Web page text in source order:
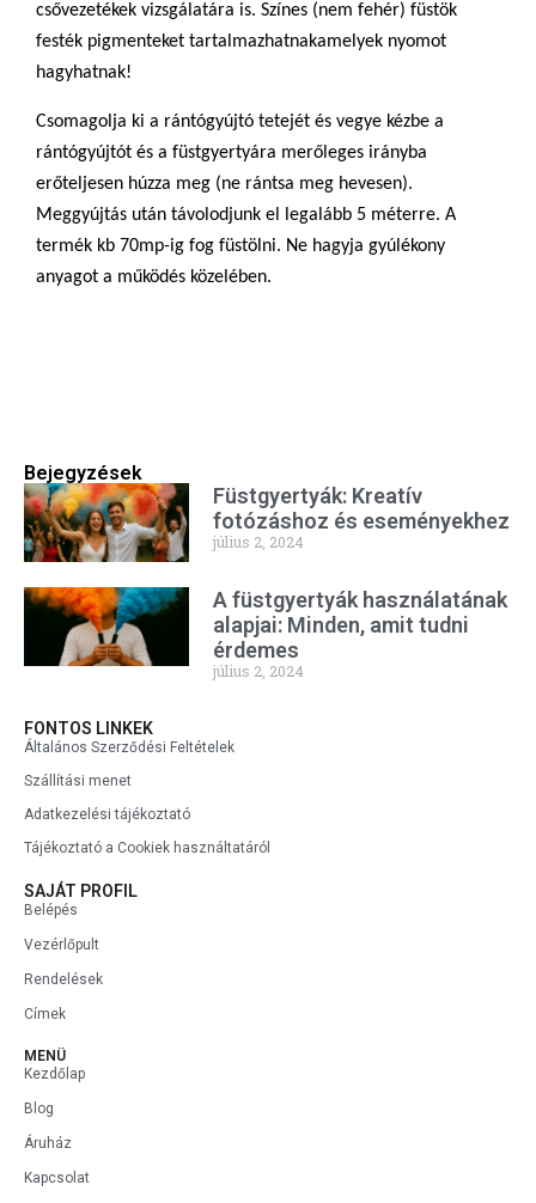
csővezetékek vizsgálatára is. Színes (nem fehér) füstök
festék pigmenteket tartalmazhatnakamelyek nyomot
hagyhatnak!
Csomagolja ki a rántógyújtó tetejét és vegye kézbe a
rántógyújtót és a füstgyertyára merőleges irányba
erőteljesen húzza meg (ne rántsa meg hevesen).
Meggyújtás után távolodjunk el legalább 5 méterre. A
termék kb 70mp-ig fog füstölni. Ne hagyja gyúlékony
anyagot a működés közelében.
Bejegyzések
Füstgyertyák: Kreatív
fotózáshoz és eseményekhez
július 2, 2024
A füstgyertyák használatának
alapjai: Minden, amit tudni
érdemes
július 2, 2024
FONTOS LINKEK
Általános Szerződési Feltételek
Szállítási menet
Adatkezelési tájékoztató
Tájékoztató a Cookiek használtatáról
SAJÁT PROFIL
Belépés
Vezérlőpult
Rendelések
Címek
MENÜ
Kezdőlap
Blog
Áruház
Kapcsolat